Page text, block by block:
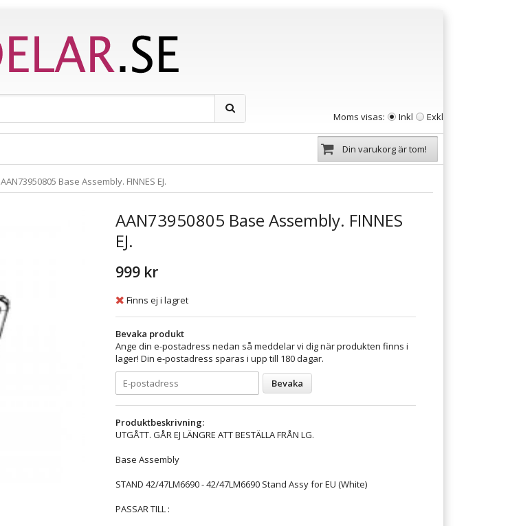
Moms visas: Inkl Exkl
Din varukorg är tom!
AAN73950805 Base Assembly. FINNES EJ.
AAN73950805 Base Assembly. FINNES
EJ.
999 kr
Finns ej i lagret
Bevaka produkt
Ange din e-postadress nedan så meddelar vi dig när produkten finns i
lager! Din e-postadress sparas i upp till 180 dagar.
Bevaka
Produktbeskrivning:
UTGÅTT. GÅR EJ LÄNGRE ATT BESTÄLLA FRÅN LG.
Base Assembly
STAND 42/47LM6690 - 42/47LM6690 Stand Assy for EU (White)
PASSAR TILL :